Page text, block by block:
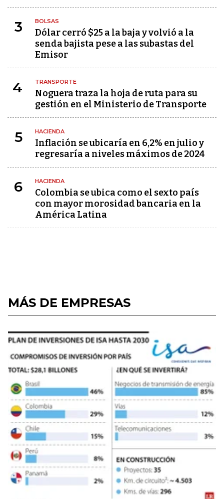
3 BOLSAS
Dólar cerró $25 a la baja y volvió a la
senda bajista pese a las subastas del
Emisor
4 TRANSPORTE
Noguera traza la hoja de ruta para su
gestión en el Ministerio de Transporte
5 HACIENDA
Inflación se ubicaría en 6,2% en julio y
regresaría a niveles máximos de 2024
6 HACIENDA
Colombia se ubica como el sexto país
con mayor morosidad bancaria en la
América Latina
MÁS DE EMPRESAS